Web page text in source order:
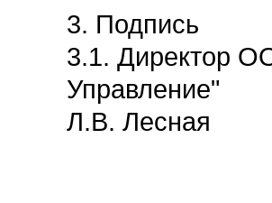
3. Подпись
3.1. Директор
Управление"
Л.В. Лесная